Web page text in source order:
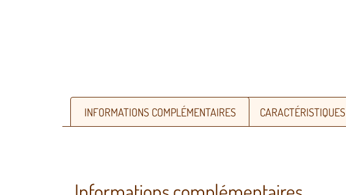
INFORMATIONS COMPLÉMENTAIRES CARACTÉRISTIQUES